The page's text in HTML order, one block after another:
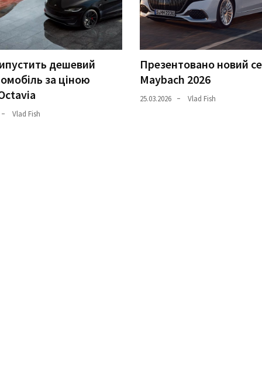
дешевий
за ціною
Vlad Fish
Презентовано новий
Maybach 2026
25.03.2026 Vlad Fish